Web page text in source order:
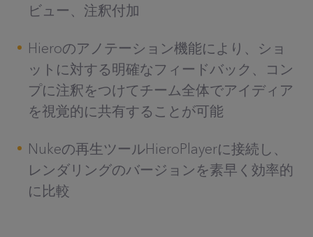
ビュー、注釈付加
Hieroのアノテーション機能により、ショ
ットに対する明確なフィードバック、コン
プに注釈をつけてチーム全体でアイディア
を視覚的に共有することが可能
Nukeの再生ツールHieroPlayerに接続し、
レンダリングのバージョンを素早く効率的
に比較